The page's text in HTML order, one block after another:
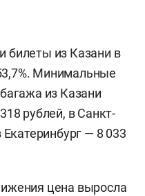
билеты из Казани в
Минимальные
из Казани
рублей, в Санкт-
— 8 033
цена выросла